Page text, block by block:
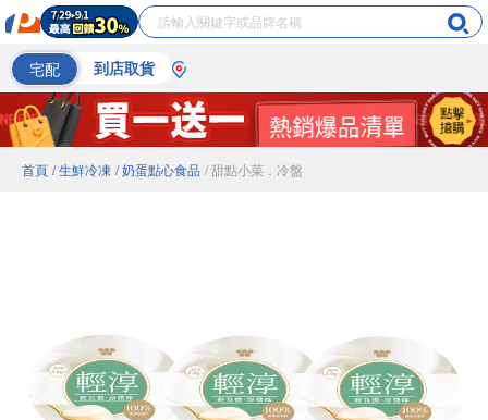
宅配 到店取貨
首頁 / 生鮮冷凍 / 奶蛋點心食品 / 甜點小菜．冷盤